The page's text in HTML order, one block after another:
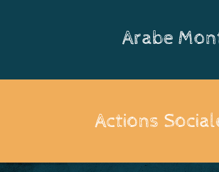
Arabe
Actions